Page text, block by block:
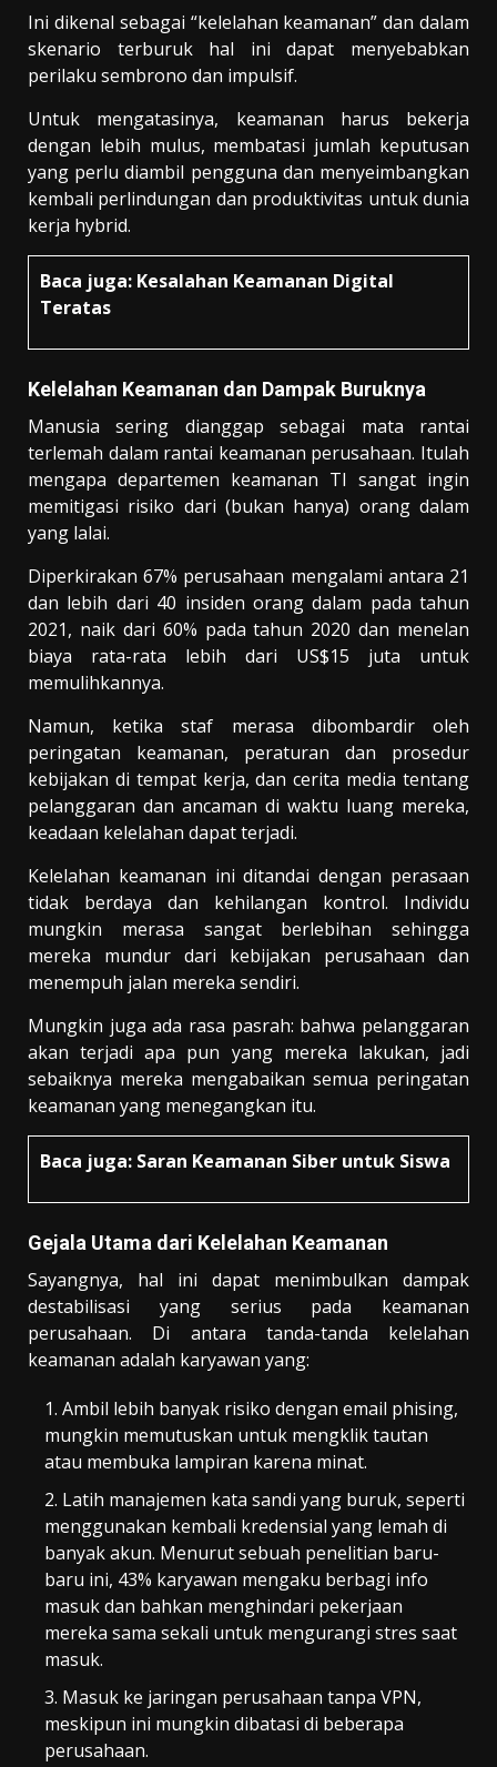
Ini dikenal sebagai “kelelahan keamanan” dan dalam
skenario terburuk hal ini dapat menyebabkan
perilaku sembrono dan impulsif.
Untuk mengatasinya, keamanan harus bekerja
dengan lebih mulus, membatasi jumlah keputusan
yang perlu diambil pengguna dan menyeimbangkan
kembali perlindungan dan produktivitas untuk dunia
kerja hybrid.
Baca juga: Kesalahan Keamanan Digital
Teratas
Kelelahan Keamanan dan Dampak Buruknya
Manusia sering dianggap sebagai mata rantai
terlemah dalam rantai keamanan perusahaan. Itulah
mengapa departemen keamanan TI sangat ingin
memitigasi risiko dari (bukan hanya) orang dalam
yang lalai.
Diperkirakan 67% perusahaan mengalami antara 21
dan lebih dari 40 insiden orang dalam pada tahun
2021, naik dari 60% pada tahun 2020 dan menelan
biaya rata-rata lebih dari US$15 juta untuk
memulihkannya.
Namun, ketika staf merasa dibombardir oleh
peringatan keamanan, peraturan dan prosedur
kebijakan di tempat kerja, dan cerita media tentang
pelanggaran dan ancaman di waktu luang mereka,
keadaan kelelahan dapat terjadi.
Kelelahan keamanan ini ditandai dengan perasaan
tidak berdaya dan kehilangan kontrol. Individu
mungkin merasa sangat berlebihan sehingga
mereka mundur dari kebijakan perusahaan dan
menempuh jalan mereka sendiri.
Mungkin juga ada rasa pasrah: bahwa pelanggaran
akan terjadi apa pun yang mereka lakukan, jadi
sebaiknya mereka mengabaikan semua peringatan
keamanan yang menegangkan itu.
Baca juga: Saran Keamanan Siber untuk Siswa
Gejala Utama dari Kelelahan Keamanan
Sayangnya, hal ini dapat menimbulkan dampak
destabilisasi yang serius pada keamanan
perusahaan. Di antara tanda-tanda kelelahan
keamanan adalah karyawan yang:
Ambil lebih banyak risiko dengan email phising,
mungkin memutuskan untuk mengklik tautan
atau membuka lampiran karena minat.
Latih manajemen kata sandi yang buruk, seperti
menggunakan kembali kredensial yang lemah di
banyak akun. Menurut sebuah penelitian baru-
baru ini, 43% karyawan mengaku berbagi info
masuk dan bahkan menghindari pekerjaan
mereka sama sekali untuk mengurangi stres saat
masuk.
Masuk ke jaringan perusahaan tanpa VPN,
meskipun ini mungkin dibatasi di beberapa
perusahaan.